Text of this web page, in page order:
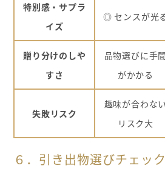
特別感・サプラ
イズ
◎ センスが光
贈り分けのしや
すさ
品物選びに手間
がかかる
失敗リスク
趣味が合わない
リスク大
６．引き出物選びチェッ